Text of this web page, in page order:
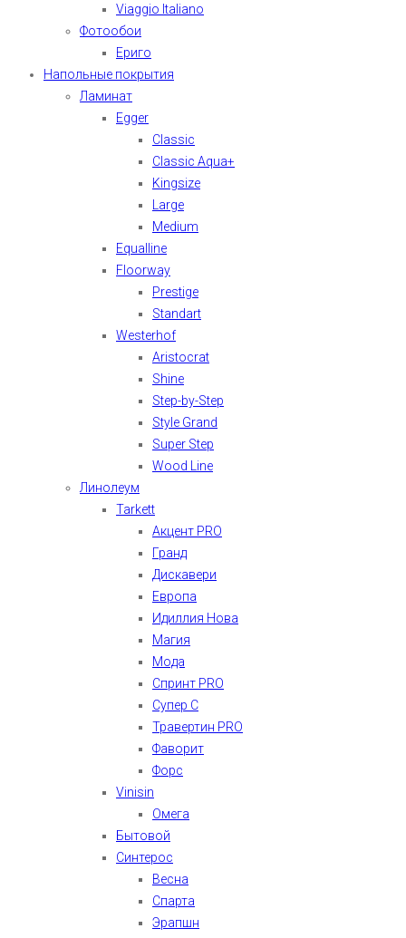
Viaggio Italiano
Фотообои
Ериго
Напольные покрытия
Ламинат
Egger
Classic
Classic Aqua+
Kingsize
Large
Medium
Equalline
Floorway
Prestige
Standart
Westerhof
Aristocrat
Shine
Step-by-Step
Style Grand
Super Step
Wood Line
Линолеум
Tarkett
Акцент PRO
Гранд
Дискавери
Европа
Идиллия Нова
Магия
Мода
Спринт PRO
Супер С
Травертин PRO
Фаворит
Форс
Vinisin
Омега
Бытовой
Синтерос
Весна
Спарта
Эрапшн